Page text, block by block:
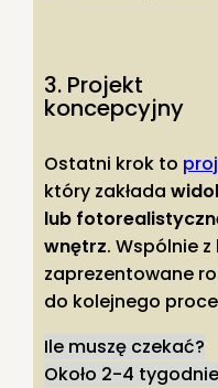
3. Projekt
koncepcyjny
Ostatni krok to
który zakłada
lub
wnętrz. Wspólnie
zaprezentowane
do kolejnego
Ile muszę czekać?
Około 2-4